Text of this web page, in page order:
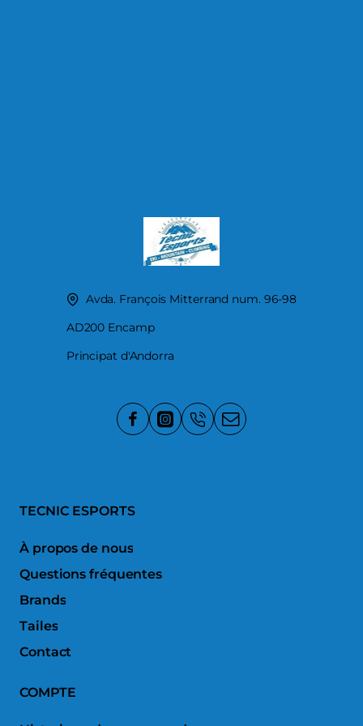
Avda. François Mitterrand num. 96-98
AD200 Encamp
Principat d'Andorra
TECNIC ESPORTS
À propos de nous
Questions fréquentes
Brands
Tailes
Contact
COMPTE